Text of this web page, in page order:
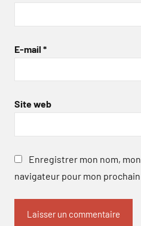
E-mail *
Site web
Enregistrer mon nom,
navigateur pour mon